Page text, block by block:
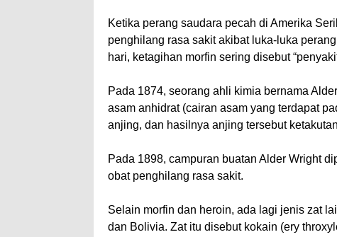
Ketika perang saudara pecah di Amerika
penghilang rasa sakit akibat luka-luka
hari, ketagihan morfin sering disebut
Pada 1874, seorang ahli kimia bernama
asam anhidrat (cairan asam yang terdapat
anjing, dan hasilnya anjing tersebut
Pada 1898, campuran buatan Alder Wright
obat penghilang rasa sakit.
Selain morfin dan heroin, ada lagi jenis zat
dan Bolivia. Zat itu disebut kokain (ery